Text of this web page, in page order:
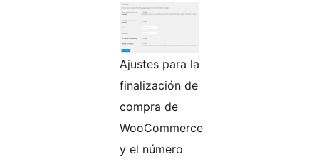
Ajustes para la
finalización de
compra de
WooCommerce
y el número